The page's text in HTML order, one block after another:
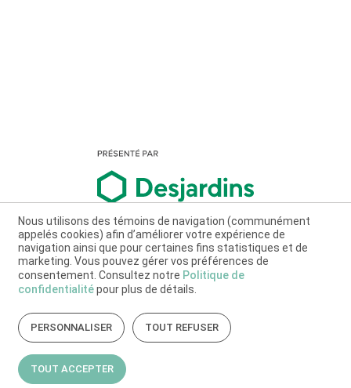
Nous utilisons des témoins de navigation (communément
appelés cookies) afin d’améliorer votre expérience de
navigation ainsi que pour certaines fins statistiques et de
marketing. Vous pouvez gérer vos préférences de
consentement. Consultez notre Politique de
confidentialitépour plus de détails.
PERSONNALISER TOUT REFUSER
TOUT ACCEPTER